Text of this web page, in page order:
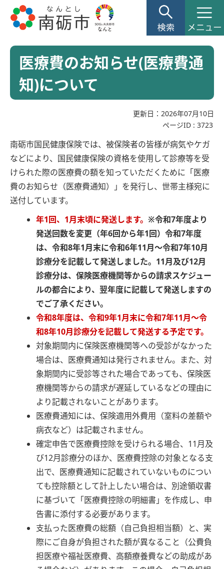
医療費のお知らせ(医療費通
知)について
更新日：2026年07月10日
ページID : 3723
南砺市国民健康保険では、被保険者の皆様が病気やケガ
などにより、国民健康保険の資格を使用して診療等を受
けられた際の医療費の額を知っていただくために「医療
費のお知らせ（医療費通知）」を発行し、世帯主様宛に
送付しています。
年1回、1月末頃に発送します。 ※令和7年度より
発送回数を変更（年6回から年1回）令和7年度
は、令和8年1月末に令和6年11月～令和7年10月
診療分を記載して発送しました。11月及び12月
診療分は、保険医療機関等からの請求スケジュー
ルの都合により、翌年度に記載して発送しますの
でご了承ください。
令和8年度は、令和9年1月末に令和7年11月～令
和8年10月診療分を記載して発送する予定です。
対象期間内に保険医療機関等への受診がなかった
場合は、医療費通知は発行されません。また、対
象期間内に受診等された場合であっても、保険医
療機関等からの請求が遅延しているなどの理由に
より記載されないことがあります。
医療費通知には、保険適用外費用（室料の差額や
病衣など）は記載されません。
確定申告で医療費控除を受けられる場合、11月及
び12月診療分のほか、医療費控除の対象となる支
出で、医療費通知に記載されていないものについ
ても控除額として計上したい場合は、別途領収書
に基づいて「医療費控除の明細書」を作成し、申
告書に添付する必要があります。
支払った医療費の総額（自己負担相当額）と、実
際にご自身が負担された額が異なること（公費負
担医療や福祉医療費、高額療養費などの助成があ